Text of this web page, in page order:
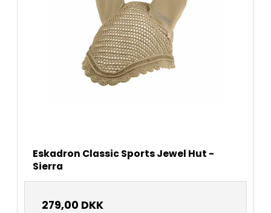
Eskadron Classic Sports Jewel Hut -
Sierra
279,00 DKK